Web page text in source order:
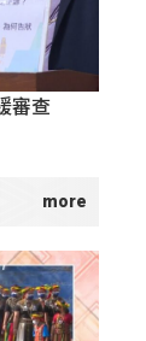
審查